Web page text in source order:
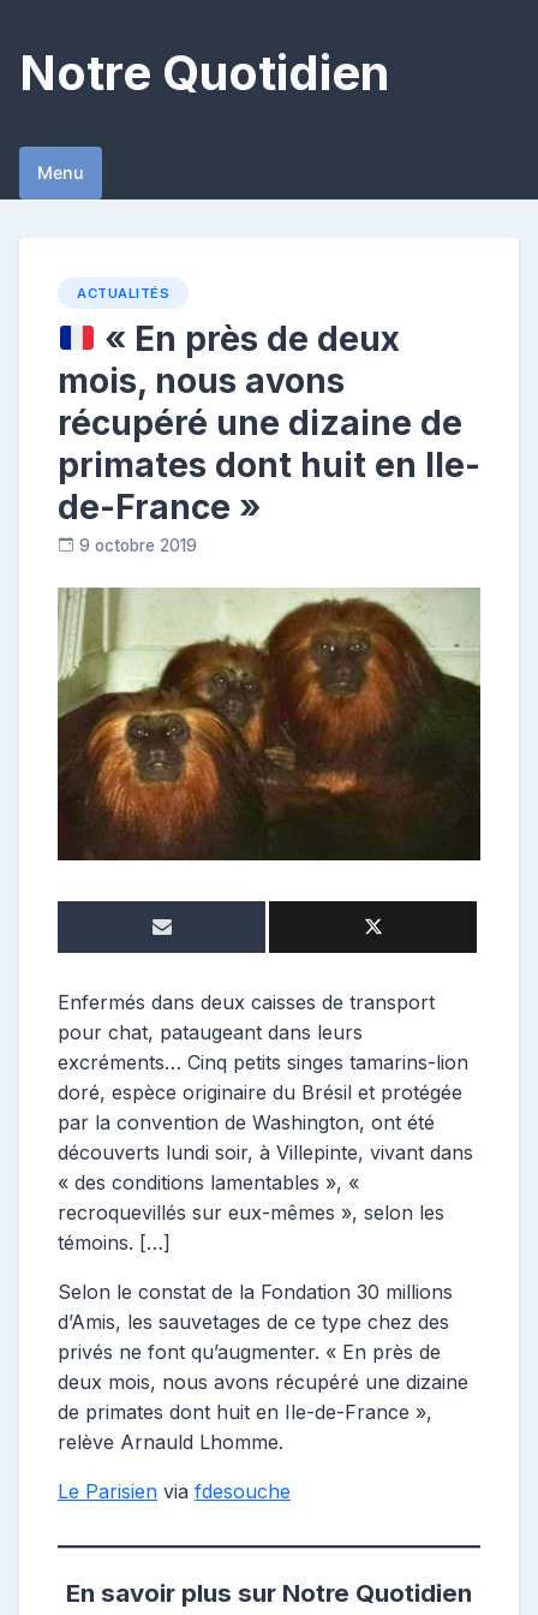
content
Notre Quotidien
Menu
ACTUALITÉS
« En près de deux
mois, nous avons
récupéré une dizaine de
primates dont huit en Ile-
de-France »
9 octobre 2019
o
s
t
e
u
r
Enfermés dans deux caisses de transport
pour chat, pataugeant dans leurs
excréments… Cinq petits singes tamarins-lion
doré, espèce originaire du Brésil et protégée
par la convention de Washington, ont été
découverts lundi soir, à Villepinte, vivant dans
« des conditions lamentables », «
recroquevillés sur eux-mêmes », selon les
témoins. […]
Selon le constat de la Fondation 30 millions
d’Amis, les sauvetages de ce type chez des
privés ne font qu’augmenter. « En près de
deux mois, nous avons récupéré une dizaine
de primates dont huit en Ile-de-France »,
relève Arnauld Lhomme.
Le Parisien via fdesouche
En savoir plus sur Notre Quotidien